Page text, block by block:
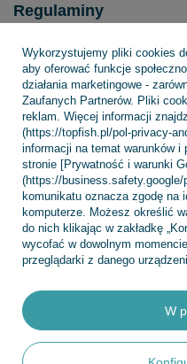
Regulaminy
INFORMACJE
POMOC
+48 695 775 577
TopFish Sp. z o.o. Sp.k,
Wykorzystujemy pliki cookies
aby oferować funkcje
działania marketingowe -
Zaufanych Partnerów. Pliki
reklam. Więcej informacji
(https://topfish.pl/pol-privacy-
informacji na temat warunków
stronie [Prywatność i warunki
(https://
komunikatu oznacza zgodę na
komputerze. Możesz określić
do nich klikając w zakładkę
wycofać w dowolnym
przeglądarki z danego
W